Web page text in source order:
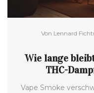
Von Lennard
Wie lange
THC-
Vape Smoke